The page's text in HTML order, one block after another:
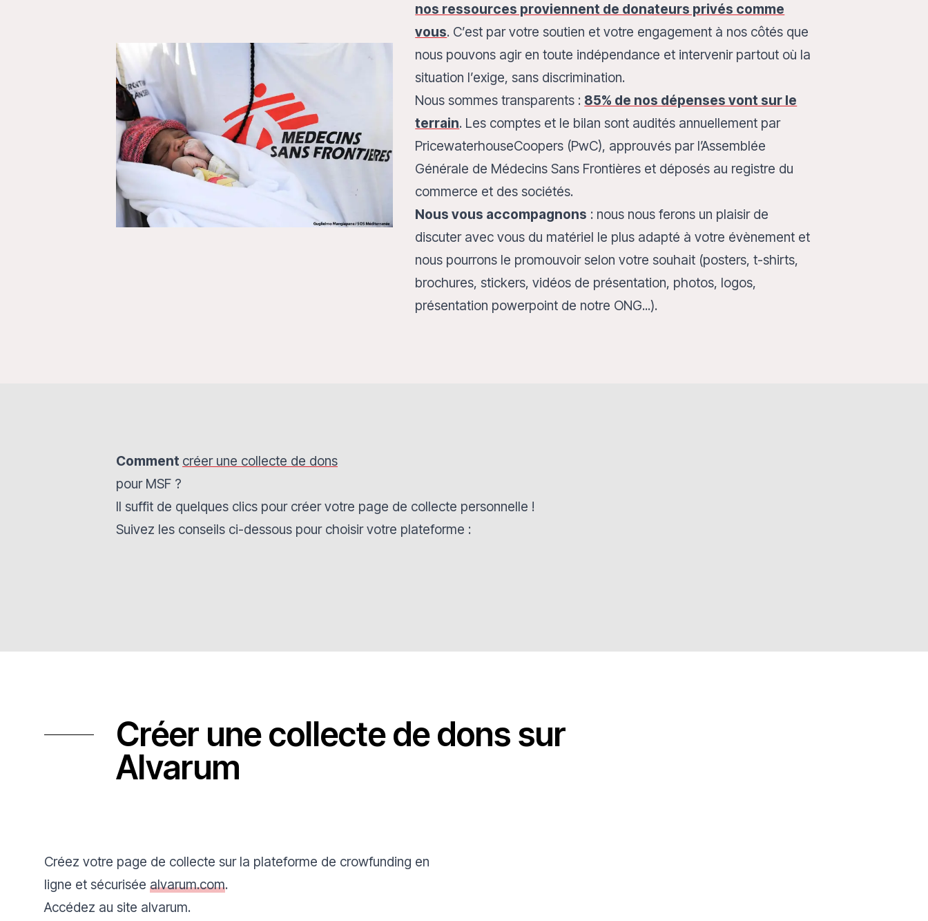
nos ressources proviennent de donateurs privés comme
vous. C’est par votre soutien et votre engagement à nos côtés que
nous pouvons agir en toute indépendance et intervenir partout où la
situation l’exige, sans discrimination.
Nous sommes transparents : 85% de nos dépenses vont sur le
terrain. Les comptes et le bilan sont audités annuellement par
PricewaterhouseCoopers (PwC), approuvés par l’Assemblée
Générale de Médecins Sans Frontières et déposés au registre du
commerce et des sociétés.
Nous vous accompagnons : nous nous ferons un plaisir de
discuter avec vous du matériel le plus adapté à votre évènement et
nous pourrons le promouvoir selon votre souhait (posters, t-shirts,
brochures, stickers, vidéos de présentation, photos, logos,
présentation powerpoint de notre ONG...).
Comment créer une collecte de dons
pour MSF ?
Il suffit de quelques clics pour créer votre page de collecte personnelle !
Suivez les conseils ci-dessous pour choisir votre plateforme :
Créer une collecte de dons sur
Alvarum
Créez votre page de collecte sur la plateforme de crowfunding en
ligne et sécurisée alvarum.com.
Accédez au site alvarum.